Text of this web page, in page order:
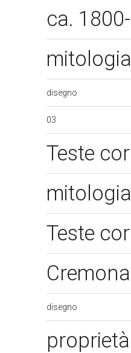
ca.
disegno
03
Teste
Teste
disegno